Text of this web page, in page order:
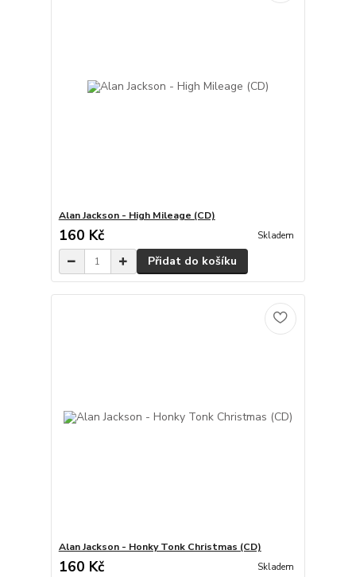
Alan Jackson - High Mileage (CD)
160 Kč Skladem
Přidat do košíku
Alan Jackson - Honky Tonk Christmas (CD)
160 Kč Skladem